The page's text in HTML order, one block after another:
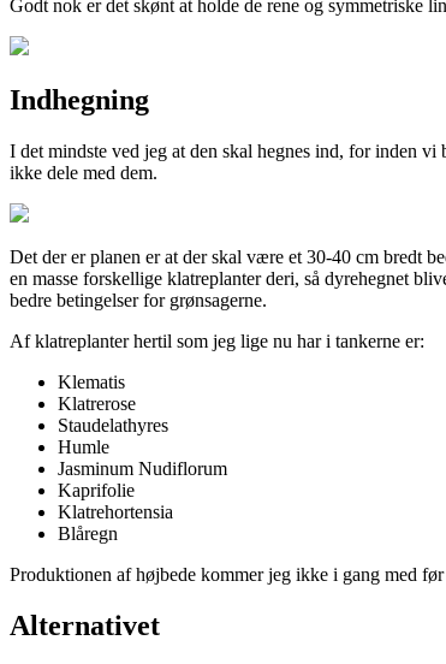
Godt nok er det skønt at holde de rene og symmetriske
Indhegning
I det mindste ved jeg at den skal hegnes ind, for inden
ikke dele med dem.
Det der er planen er at der skal være et 30-40 cm bredt
en masse forskellige klatreplanter deri, så dyrehegnet
bedre betingelser for grønsagerne.
Af klatreplanter hertil som jeg lige nu har i tankerne er:
Klematis
Klatrerose
Staudelathyres
Humle
Jasminum Nudiflorum
Kaprifolie
Klatrehortensia
Blåregn
Produktionen af højbede kommer jeg ikke i gang med
Alternativet